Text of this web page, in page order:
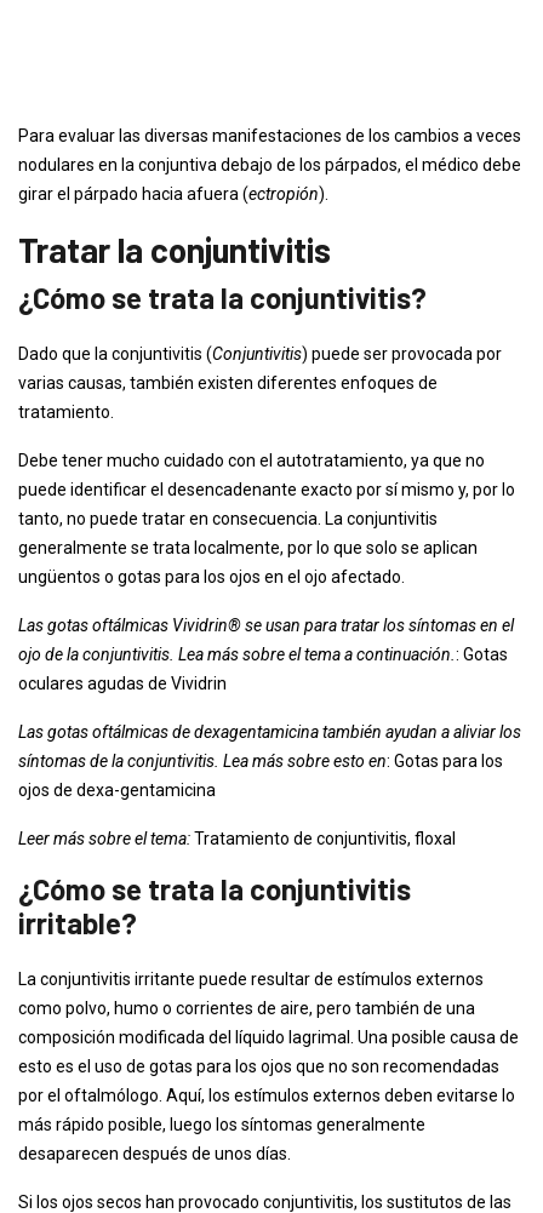
Para evaluar las diversas manifestaciones de los cambios a veces
nodulares en la conjuntiva debajo de los párpados, el médico debe
girar el párpado hacia afuera (ectropión).
Tratar la conjuntivitis
¿Cómo se trata la conjuntivitis?
Dado que la conjuntivitis (Conjuntivitis) puede ser provocada por
varias causas, también existen diferentes enfoques de
tratamiento.
Debe tener mucho cuidado con el autotratamiento, ya que no
puede identificar el desencadenante exacto por sí mismo y, por lo
tanto, no puede tratar en consecuencia. La conjuntivitis
generalmente se trata localmente, por lo que solo se aplican
ungüentos o gotas para los ojos en el ojo afectado.
Las gotas oftálmicas Vividrin® se usan para tratar los síntomas en el
ojo de la conjuntivitis. Lea más sobre el tema a continuación. : Gotas
oculares agudas de Vividrin
Las gotas oftálmicas de dexagentamicina también ayudan a aliviar los
síntomas de la conjuntivitis. Lea más sobre esto en: Gotas para los
ojos de dexa-gentamicina
Leer más sobre el tema:Tratamiento de conjuntivitis, floxal
¿Cómo se trata la conjuntivitis
irritable?
La conjuntivitis irritante puede resultar de estímulos externos
como polvo, humo o corrientes de aire, pero también de una
composición modificada del líquido lagrimal. Una posible causa de
esto es el uso de gotas para los ojos que no son recomendadas
por el oftalmólogo. Aquí, los estímulos externos deben evitarse lo
más rápido posible, luego los síntomas generalmente
desaparecen después de unos días.
Si los ojos secos han provocado conjuntivitis, los sustitutos de las